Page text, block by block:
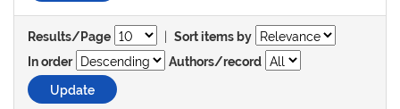
Results/Page | Sort items by
In order
Authors/record